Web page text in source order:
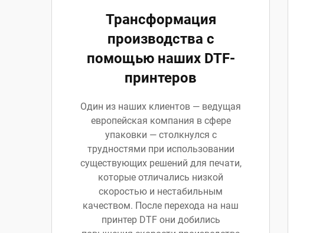
Трансформация
производства с
помощью наших DTF-
принтеров
Один из наших клиентов — ведущая
европейская компания в сфере
упаковки — столкнулся с
трудностями при использовании
существующих решений для печати,
которые отличались низкой
скоростью и нестабильным
качеством. После перехода на наш
принтер DTF они добились